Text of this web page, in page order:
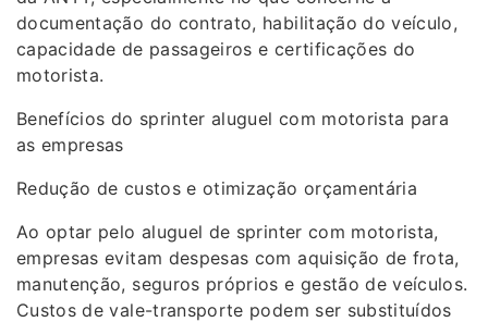
documentação do contrato, habilitação do veículo,
capacidade de passageiros e certificações do
motorista.
Benefícios do sprinter aluguel com motorista para
as empresas
Redução de custos e otimização orçamentária
Ao optar pelo aluguel de sprinter com motorista,
empresas evitam despesas com aquisição de frota,
manutenção, seguros próprios e gestão de veículos.
Custos de vale-transporte podem ser substituídos